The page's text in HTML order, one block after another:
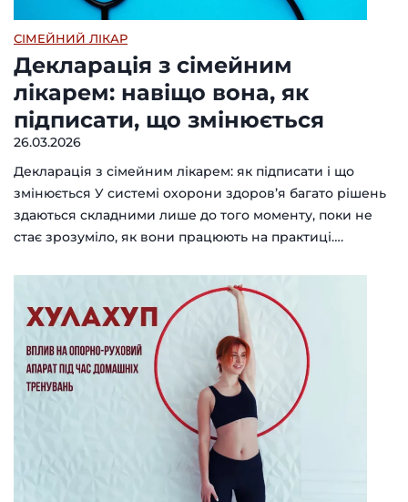
СІМЕЙНИЙ ЛІКАР
Декларація з сімейним
лікарем: навіщо вона, як
підписати, що змінюється
26.03.2026
Декларація з сімейним лікарем: як підписати і що
змінюється У системі охорони здоров’я багато рішень
здаються складними лише до того моменту, поки не
стає зрозуміло, як вони працюють на практиці….